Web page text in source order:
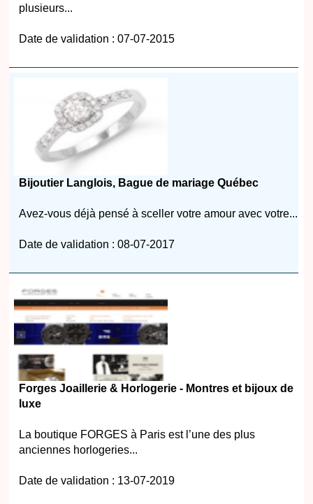
plusieurs...
Date de validation : 07-07-2015
Bijoutier Langlois, Bague de mariage Québec
Avez-vous déjà pensé à sceller votre amour avec votre...
Date de validation : 08-07-2017
Forges Joaillerie & Horlogerie - Montres et bijoux de
luxe
La boutique FORGES à Paris est l’une des plus
anciennes horlogeries...
Date de validation : 13-07-2019